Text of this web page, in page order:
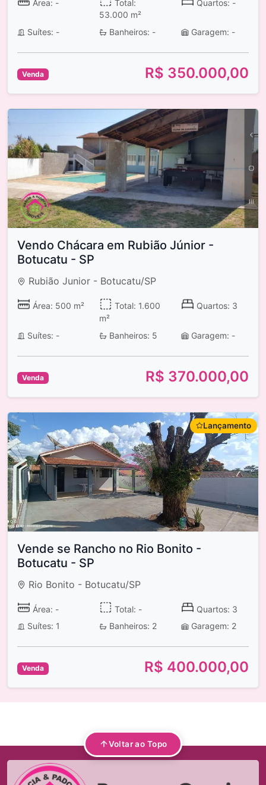
Área: -
Total:
53.000 m²
Quartos: -
Suítes: - Banheiros: - Garagem: -
Venda R$ 350.000,00
Vendo Chácara em Rubião Júnior -
Botucatu - SP
Rubião Junior - Botucatu/SP
Área: 500 m²
Total: 1.600
m²
Quartos: 3
Suítes: - Banheiros: 5 Garagem: -
Venda R$ 370.000,00
Lançamento
Vende se Rancho no Rio Bonito -
Botucatu - SP
Rio Bonito - Botucatu/SP
Área: - Total: -
Quartos: 3
Suítes: 1
Banheiros: 2 Garagem: 2
Venda R$ 400.000,00
Voltar ao Topo